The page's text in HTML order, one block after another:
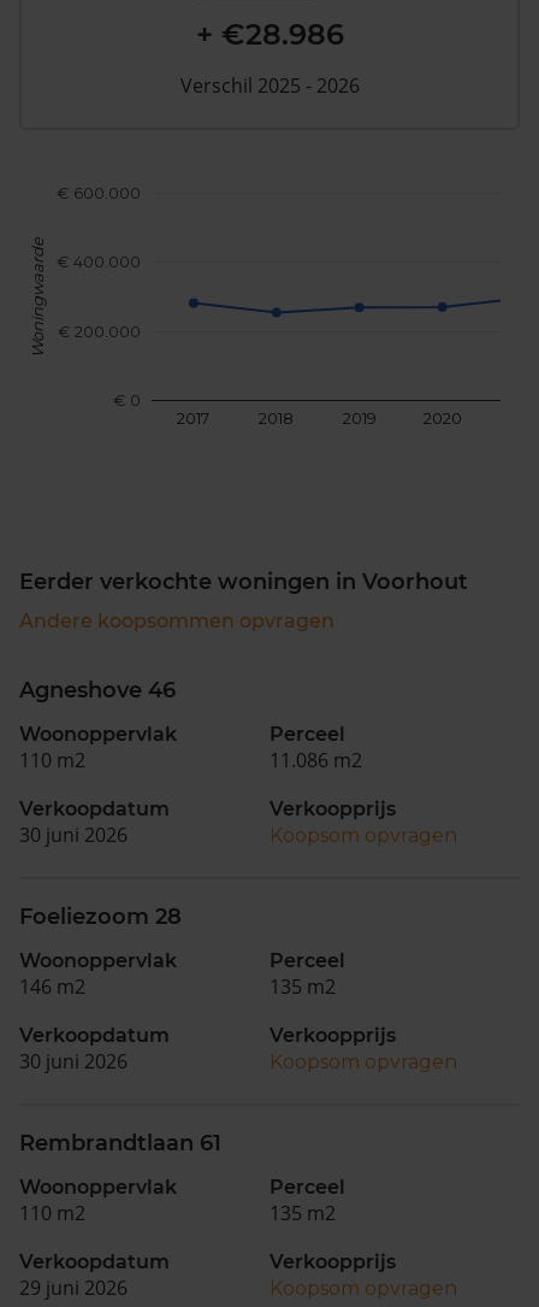
2017 2018 2019 2020
€ 0
€ 200.000
€ 400.000
€ 600.000
Woningwaarde
+ €28.986
Verschil 2025 - 2026
Eerder verkochte woningen in Voorhout
Andere koopsommen opvragen
Agneshove 46
Woonoppervlak
110 m2
Perceel
11.086 m2
Verkoopdatum
30 juni 2026
Verkoopprijs
Koopsom opvragen
Foeliezoom 28
Woonoppervlak
146 m2
Perceel
135 m2
Verkoopdatum
30 juni 2026
Verkoopprijs
Koopsom opvragen
Rembrandtlaan 61
Woonoppervlak
110 m2
Perceel
135 m2
Verkoopdatum
29 juni 2026
Verkoopprijs
Koopsom opvragen